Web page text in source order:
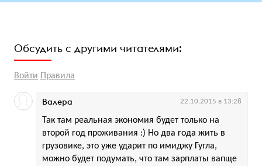
Обсудить с другими читателями:
Войти Правила
Так там реальная экономия будет только на
второй год проживания :) Но два года жить в
грузовике, это уже ударит по имиджу Гугла,
можно будет подумать, что там зарплаты вапще
Валера 22.10.2015 в 13:28